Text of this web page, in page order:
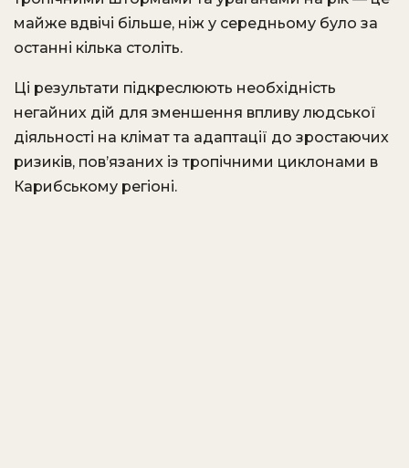
майже вдвічі більше, ніж у середньому було за
останні кілька століть.
Ці результати підкреслюють необхідність
негайних дій для зменшення впливу людської
діяльності на клімат та адаптації до зростаючих
ризиків, пов’язаних із тропічними циклонами в
Карибському регіоні.